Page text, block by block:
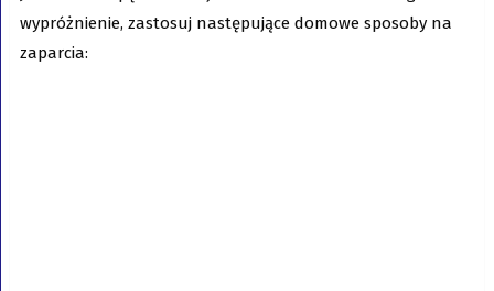
wypróżnienie, zastosuj następujące domowe sposoby na
zaparcia: